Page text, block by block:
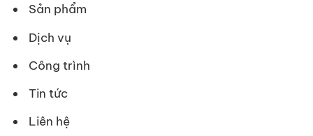
Sản phẩm
Dịch vụ
Công trình
Tin tức
Liên hệ